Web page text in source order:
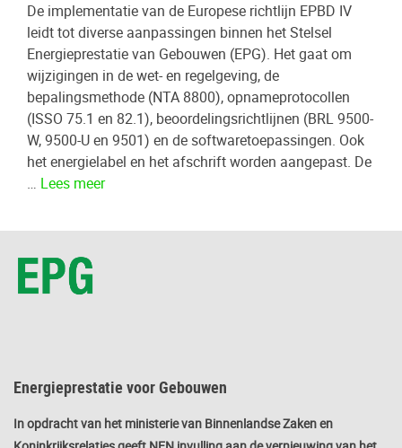
De implementatie van de Europese richtlijn EPBD IV
leidt tot diverse aanpassingen binnen het Stelsel
Energieprestatie van Gebouwen (EPG). Het gaat om
wijzigingen in de wet- en regelgeving, de
bepalingsmethode (NTA 8800), opnameprotocollen
(ISSO 75.1 en 82.1), beoordelingsrichtlijnen (BRL 9500-
W, 9500-U en 9501) en de softwaretoepassingen. Ook
het energielabel en het afschrift worden aangepast. De
… Lees meer
Energieprestatie voor Gebouwen
In opdracht van het ministerie van Binnenlandse Zaken en